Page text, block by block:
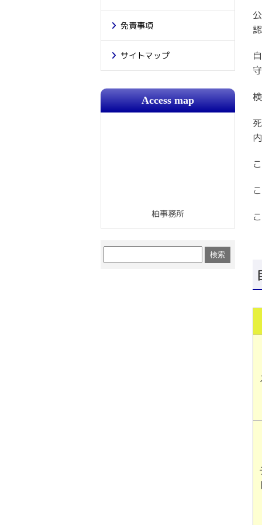
免責事項
サイトマップ
Access map
柏事務所